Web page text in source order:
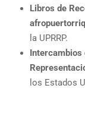
Libros de
la UPRRP.
Intercambios
los Estados